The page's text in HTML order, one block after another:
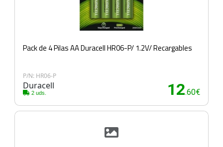
Pack de 4 Pilas AA Duracell HR06-P/ 1.2V/ Recargables
P/N: HR06-P
Duracell
2 uds. 12.60€